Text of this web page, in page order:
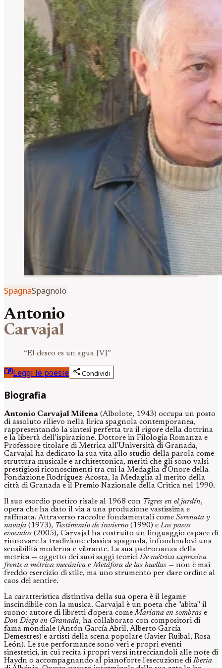
SpagnaSpagnolo
Antonio
Carvajal
“El deseo es un agua [V] ”
menu_bookLeggi le poesie shareCondividi
Biografia
Antonio Carvajal Milena (Albolote, 1943) occupa un posto
di assoluto rilievo nella lirica spagnola contemporanea,
rappresentando la sintesi perfetta tra il rigore della dottrina
e la libertà dell'ispirazione. Dottore in Filologia Romanza e
Professore titolare di Metrica all'Università di Granada,
Carvajal ha dedicato la sua vita allo studio della parola come
struttura musicale e architettonica, meriti che gli sono valsi
prestigiosi riconoscimenti tra cui la Medaglia d'Onore della
Fondazione Rodríguez-Acosta, la Medaglia al merito della
città di Granada e il Premio Nazionale della Critica nel 1990.
Il suo esordio poetico risale al 1968 con Tigres en el jardín,
opera che ha dato il via a una produzione vastissima e
raffinata. Attraverso raccolte fondamentali come Serenata y
navaja (1973), Testimonio de invierno (1990) e Los pasos
evocados (2005), Carvajal ha costruito un linguaggio capace di
rinnovare la tradizione classica spagnola, infondendovi una
sensibilità moderna e vibrante. La sua padronanza della
metrica — oggetto dei suoi saggi teorici De métrica expresiva
frente a métrica mecánica eMetáfora de las huellas — non è mai
freddo esercizio di stile, ma uno strumento per dare ordine al
caos del sentire.
La caratteristica distintiva della sua opera è il legame
inscindibile con la musica. Carvajal è un poeta che "abita" il
suono: autore di libretti d'opera comeMariana en sombras e
Don Diego en Granada, ha collaborato con compositori di
fama mondiale (Antón García Abril, Alberto García
Demestres) e artisti della scena popolare (Javier Ruibal, Rosa
León). Le sue performance sono veri e propri eventi
sinestetici, in cui recita i propri versi intrecciandoli alle note di
Haydn o accompagnando al pianoforte l'esecuzione di Iberia